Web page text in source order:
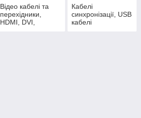
Відео кабелі та
перехідники,
HDMI, DVI,
Кабелі
синхронізації, USB
кабелі